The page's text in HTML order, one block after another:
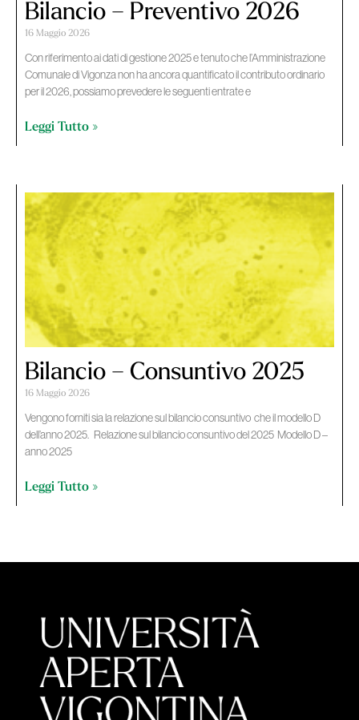
Bilancio – Preventivo 2026
16 Maggio 2026
Con riferimento ai dati di gestione 2025 e tenuto che l’Amministrazione
Comunale di Vigonza non ha ancora quantificato il contributo ordinario
per il 2026, possiamo prevedere le seguenti entrate e
Leggi Tutto »
Bilancio – Consuntivo 2025
16 Maggio 2026
Vengono forniti sia la relazione sul bilancio consuntivo che il modello D
dell’anno 2025. Relazione sul bilancio consuntivo del 2025 Modello D –
anno 2025
Leggi Tutto »